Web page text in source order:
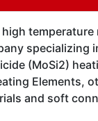
high temperature
specializing
(MoSi2)
Elements,
and soft